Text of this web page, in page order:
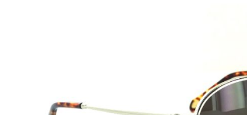
Glas:Brown Gradient